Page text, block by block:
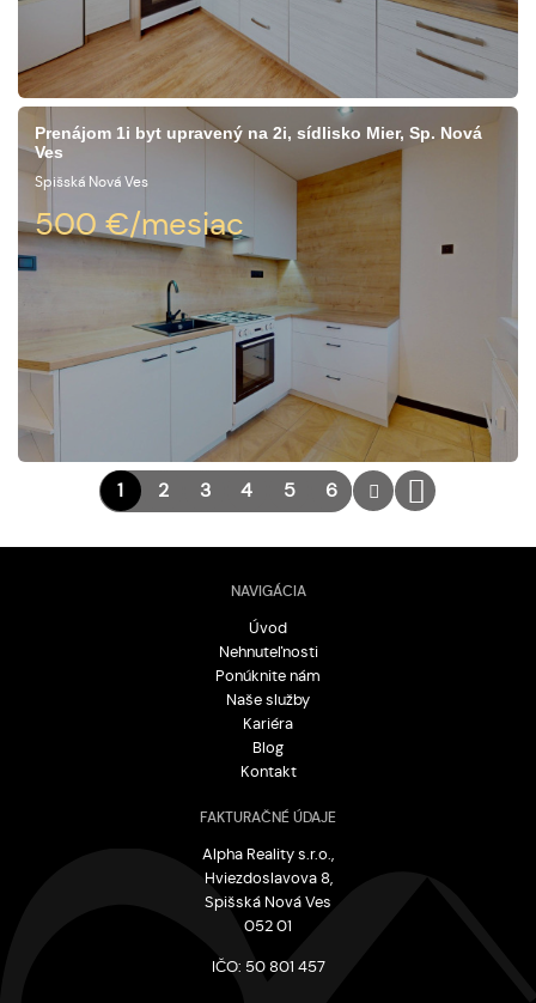
Prenájom 1i byt upravený na 2i, sídlisko Mier, Sp. Nová
Ves
Spišská Nová Ves
500€/mesiac
1 2 3 4 5 6
NAVIGÁCIA
Úvod
Nehnuteľnosti
Ponúknite nám
Naše služby
Kariéra
Blog
Kontakt
FAKTURAČNÉ ÚDAJE
Alpha Reality s.r.o.,
Hviezdoslavova 8,
Spišská Nová Ves
052 01
IČO: 50 801 457